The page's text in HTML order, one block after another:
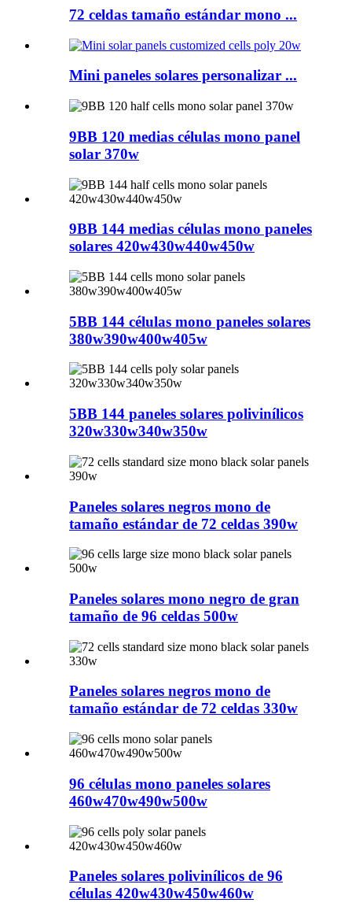
72 celdas tamaño estándar mono ...
Mini paneles solares personalizar ...
9BB 120 medias células mono panel
solar 370w
9BB 144 medias células mono paneles
solares 420w430w440w450w
5BB 144 células mono paneles solares
380w390w400w405w
5BB 144 paneles solares polivinílicos
320w330w340w350w
Paneles solares negros mono de
tamaño estándar de 72 celdas 390w
Paneles solares mono negro de gran
tamaño de 96 celdas 500w
Paneles solares negros mono de
tamaño estándar de 72 celdas 330w
96 células mono paneles solares
460w470w490w500w
Paneles solares polivinílicos de 96
células 420w430w450w460w